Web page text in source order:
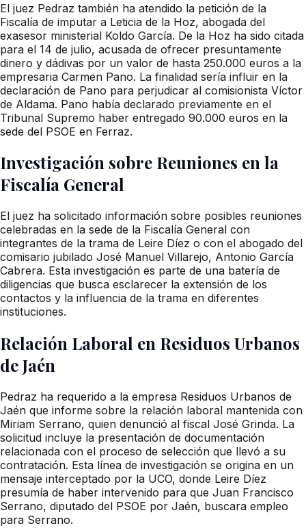
El juez Pedraz también ha atendido la petición de la
Fiscalía de imputar a Leticia de la Hoz, abogada del
exasesor ministerial Koldo García. De la Hoz ha sido citada
para el 14 de julio, acusada de ofrecer presuntamente
dinero y dádivas por un valor de hasta 250.000 euros a la
empresaria Carmen Pano. La finalidad sería influir en la
declaración de Pano para perjudicar al comisionista Víctor
de Aldama. Pano había declarado previamente en el
Tribunal Supremo haber entregado 90.000 euros en la
sede del PSOE en Ferraz.
Investigación sobre Reuniones en la
Fiscalía General
El juez ha solicitado información sobre posibles reuniones
celebradas en la sede de la Fiscalía General con
integrantes de la trama de Leire Díez o con el abogado del
comisario jubilado José Manuel Villarejo, Antonio García
Cabrera. Esta investigación es parte de una batería de
diligencias que busca esclarecer la extensión de los
contactos y la influencia de la trama en diferentes
instituciones.
Relación Laboral en Residuos Urbanos
de Jaén
Pedraz ha requerido a la empresa Residuos Urbanos de
Jaén que informe sobre la relación laboral mantenida con
Miriam Serrano, quien denunció al fiscal José Grinda. La
solicitud incluye la presentación de documentación
relacionada con el proceso de selección que llevó a su
contratación. Esta línea de investigación se origina en un
mensaje interceptado por la UCO, donde Leire Díez
presumía de haber intervenido para que Juan Francisco
Serrano, diputado del PSOE por Jaén, buscara empleo
para Serrano.